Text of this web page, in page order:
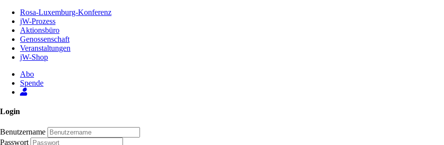
Inhalt
Seite
Rosa-Luxemburg-Konferenz
jW-Prozess
Aktionsbüro
Genossenschaft
Veranstaltungen
jW-Shop
Abo
Spende
Login
Benutzername
Passwort